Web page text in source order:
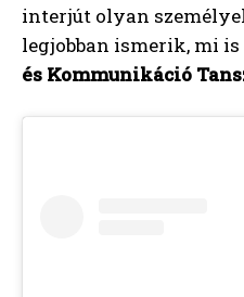
interjút olyan
legjobban ismerik, mi
és Kommunikáció